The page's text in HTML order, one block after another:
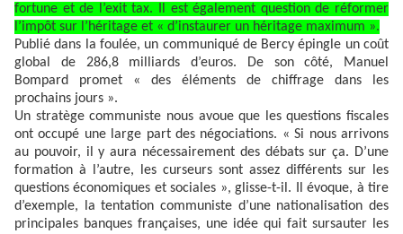
fortune et de l’exit tax. Il est également question de réformer
l’impôt sur l’héritage et « d’instaurer un héritage maximum ».
Publié dans la foulée, un communiqué de Bercy épingle un coût
global de 286,8 milliards d’euros. De son côté, Manuel
Bompard promet « des éléments de chiffrage dans les
prochains jours ».
Un stratège communiste nous avoue que les questions fiscales
ont occupé une large part des négociations. « Si nous arrivons
au pouvoir, il y aura nécessairement des débats sur ça. D’une
formation à l’autre, les curseurs sont assez différents sur les
questions économiques et sociales », glisse-t-il. Il évoque, à tire
d’exemple, la tentation communiste d’une nationalisation des
principales banques françaises, une idée qui fait sursauter les